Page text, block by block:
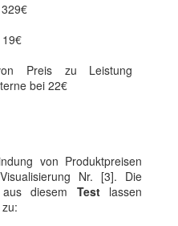
Preis zu Leistung
bei 22€
von Produktpreisen
Nr. [3]. Die
aus diesem Testlassen